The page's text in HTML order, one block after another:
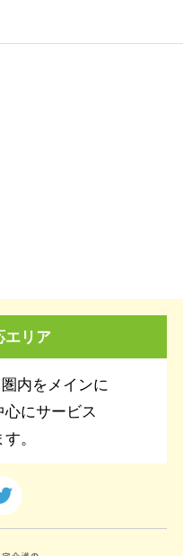
エリア
内をメインに
にサービス
。